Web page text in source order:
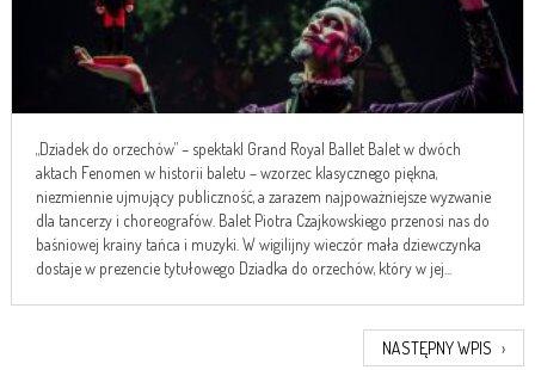
„Dziadek do orzechów” – spektakl Grand Royal Ballet Balet w dwóch
aktach Fenomen w historii baletu – wzorzec klasycznego piękna,
niezmiennie ujmujący publiczność, a zarazem najpoważniejsze wyzwanie
dla tancerzy i choreografów. Balet Piotra Czajkowskiego przenosi nas do
baśniowej krainy tańca i muzyki. W wigilijny wieczór mała dziewczynka
dostaje w prezencie tytułowego Dziadka do orzechów, który w jej...
NASTĘPNY WPIS ›